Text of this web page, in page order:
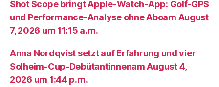
Shot Scope bringt Apple-Watch-App: Golf-GPS
und Performance-Analyse ohne Aboam August
7, 2026 um 11:15 a.m.
Anna Nordqvist setzt auf Erfahrung und vier
Solheim-Cup-Debütantinnenam August 4,
2026 um 1:44 p.m.